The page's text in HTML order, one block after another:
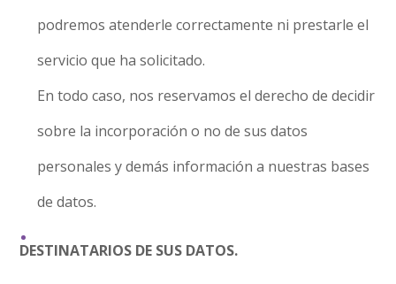
podremos atenderle correctamente ni prestarle el
servicio que ha solicitado.
En todo caso, nos reservamos el derecho de decidir
sobre la incorporación o no de sus datos
personales y demás información a nuestras bases
de datos.
DESTINATARIOS DE SUS DATOS.